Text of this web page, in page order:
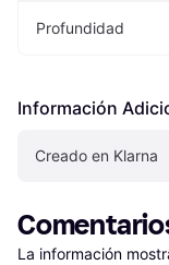
Profundidad
Información
Creado en Klarna
La información